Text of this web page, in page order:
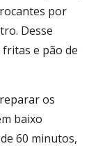
por
Desse
e pão de
os
baixo
60 minutos,